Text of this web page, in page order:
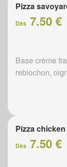
Pizza
Dès 7.50 €
Base crème
reblochon,
Pizza
Dès 7.50 €